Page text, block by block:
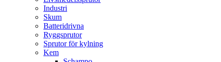
Industri
Skum
Batteridrivna
Ryggsprutor
Sprutor för kylning
Kem